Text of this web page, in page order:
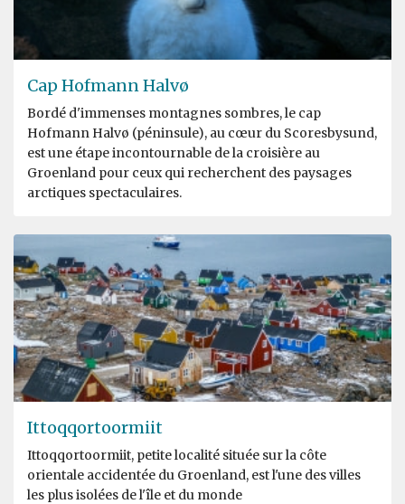
Cap Hofmann Halvø
Bordé d'immenses montagnes sombres, le cap
Hofmann Halvø (péninsule), au cœur du Scoresbysund,
est une étape incontournable de la croisière au
Groenland pour ceux qui recherchent des paysages
arctiques spectaculaires.
Ittoqqortoormiit
Ittoqqortoormiit, petite localité située sur la côte
orientale accidentée du Groenland, est l'une des villes
les plus isolées de l'île et du monde